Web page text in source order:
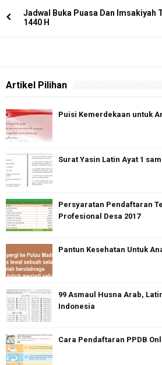
Jadwal Buka Puasa Dan Imsakiyah
1440 H
Artikel Pilihan
Puisi Kemerdekaan untuk
Surat Yasin Latin Ayat 1
Persyaratan Pendaftaran
Profesional Desa 2017
Pantun Kesehatan Untuk
99 Asmaul Husna Arab,
Indonesia
Cara Pendaftaran PPDB